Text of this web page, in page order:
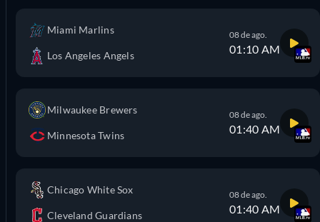
Miami Marlins
Los Angeles Angels
08 de ago.
01:10 AM
Milwaukee Brewers
Minnesota Twins
08 de ago.
01:40 AM
Chicago White Sox
Cleveland Guardians
08 de ago.
01:40 AM